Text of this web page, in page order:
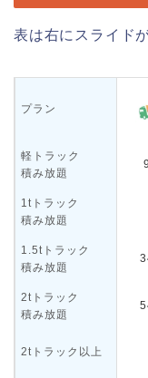
表は右にスライド
プラン
軽トラック
積み放題
1tトラック
積み放題
1.5tトラック
積み放題
2tトラック
積み放題
2tトラック以上